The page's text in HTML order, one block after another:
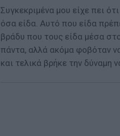
Συγκεκριμένα μου είχε πει
όσα είδα. Αυτό που είδα
βράδυ που τους είδα μέσα
πάντα, αλλά ακόμα φοβόταν
και τελικά βρήκε την δύναμη